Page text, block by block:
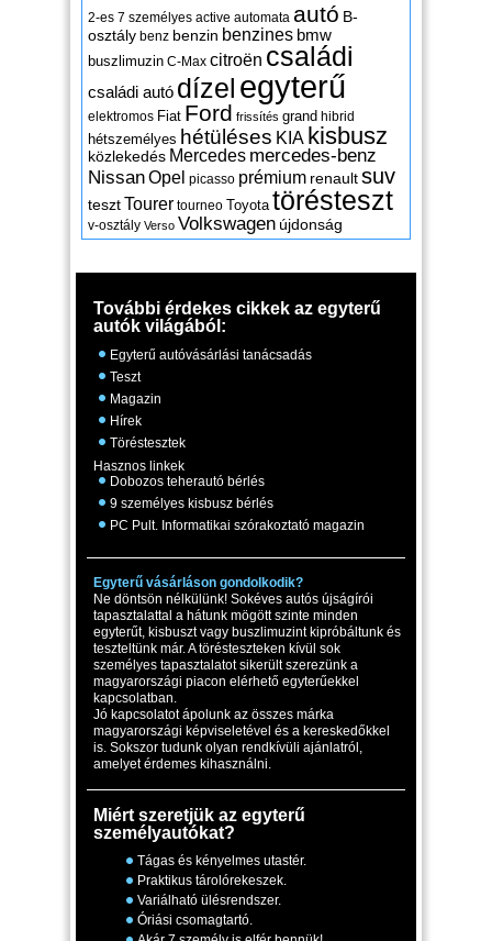
2-es 7 személyes active automata autó B-
osztály benz benzin benzines bmw
buszlimuzin C-Max citroën családi
családi autó dízel egyterű
elektromos Fiat Ford frissítés grand hibrid
hétszemélyes hétüléses KIA kisbusz
közlekedés Mercedes mercedes-benz
NissanOpel picasso prémium renaultsuv
tesztTourer tourneo Toyota törésteszt
v-osztály Verso Volkswagen újdonság
További érdekes cikkek az egyterű
autók világából:
Egyterű autóvásárlási tanácsadás
Teszt
Magazin
Hírek
Töréstesztek
Hasznos linkek
Dobozos teherautó bérlés
9 személyes kisbusz bérlés
PC Pult. Informatikai szórakoztató magazin
Egyterű vásárláson gondolkodik?
Ne döntsön nélkülünk! Sokéves autós újságírói
tapasztalattal a hátunk mögött szinte minden
egyterűt, kisbuszt vagy buszlimuzint kipróbáltunk és
teszteltünk már. A törésteszteken kívül sok
személyes tapasztalatot sikerült szerezünk a
magyarországi piacon elérhető egyterűekkel
kapcsolatban.
Jó kapcsolatot ápolunk az összes márka
magyarországi képviseletével és a kereskedőkkel
is. Sokszor tudunk olyan rendkívüli ajánlatról,
amelyet érdemes kihasználni.
Miért szeretjük az egyterű
személyautókat?
Tágas és kényelmes utastér.
Praktikus tárolórekeszek.
Variálható ülésrendszer.
Óriási csomagtartó.